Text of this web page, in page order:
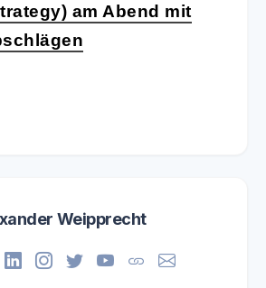
am Abend mit
Weipprecht